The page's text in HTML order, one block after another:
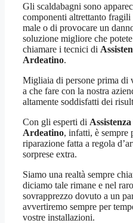
Gli scaldabagni sono
componenti altrettanto
male o di provocare un
soluzione migliore che
chiamare i tecnici di
Ardeatino.
Migliaia di persone prima di
a che fare con la nostra
altamente soddisfatti dei
Con gli esperti di
Ardeatino, infatti, è sempre
riparazione fatta a regola
sorprese extra.
Siamo una realtà sempre
diciamo tale rimane e nel
sovrapprezzo dovuto a un
avvertiremo sempre per
vostre installazioni.